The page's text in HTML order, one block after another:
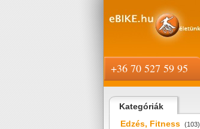
Kategóriák
Edzés, Fitness (103)
+36 70 527 59 95